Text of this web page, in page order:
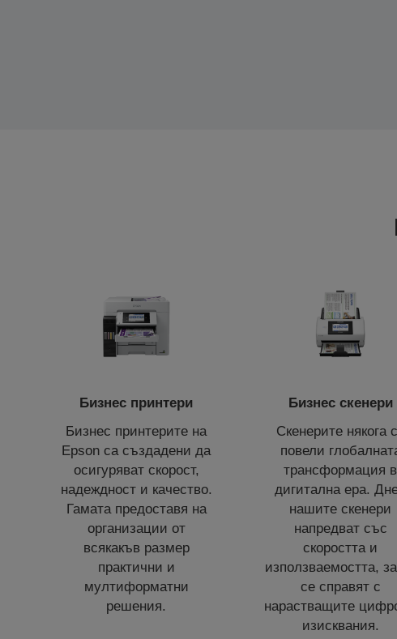
Бизнес принтери
Бизнес принтерите на
Epson са създадени да
осигуряват скорост,
надеждност и качество.
Гамата предоставя на
организации от
всякакъв размер
практични и
мултиформатни
решения.
Бизнес скенери
Скенерите някога
повели
трансформация в
дигитална ера.
нашите скенери
напредват със
скоростта и
използваемостта,
се справят с
нарастващите
изисквания.